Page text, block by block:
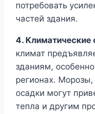
потребовать
частей здания.
4. Климатические
климат
зданиям,
регионах.
осадки могут
тепла и другим